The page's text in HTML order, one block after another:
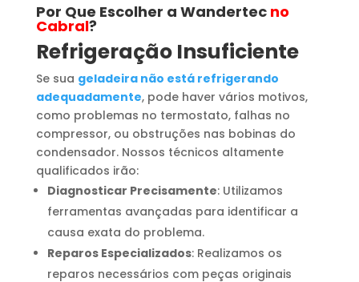
Por Que Escolher a Wandertec no
Cabral?
Refrigeração Insuficiente
Se sua geladeira não está refrigerando
adequadamente, pode haver vários motivos,
como problemas no termostato, falhas no
compressor, ou obstruções nas bobinas do
condensador. Nossos técnicos altamente
qualificados irão:
Diagnosticar Precisamente: Utilizamos
ferramentas avançadas para identificar a
causa exata do problema.
Reparos Especializados: Realizamos os
reparos necessários com peças originais